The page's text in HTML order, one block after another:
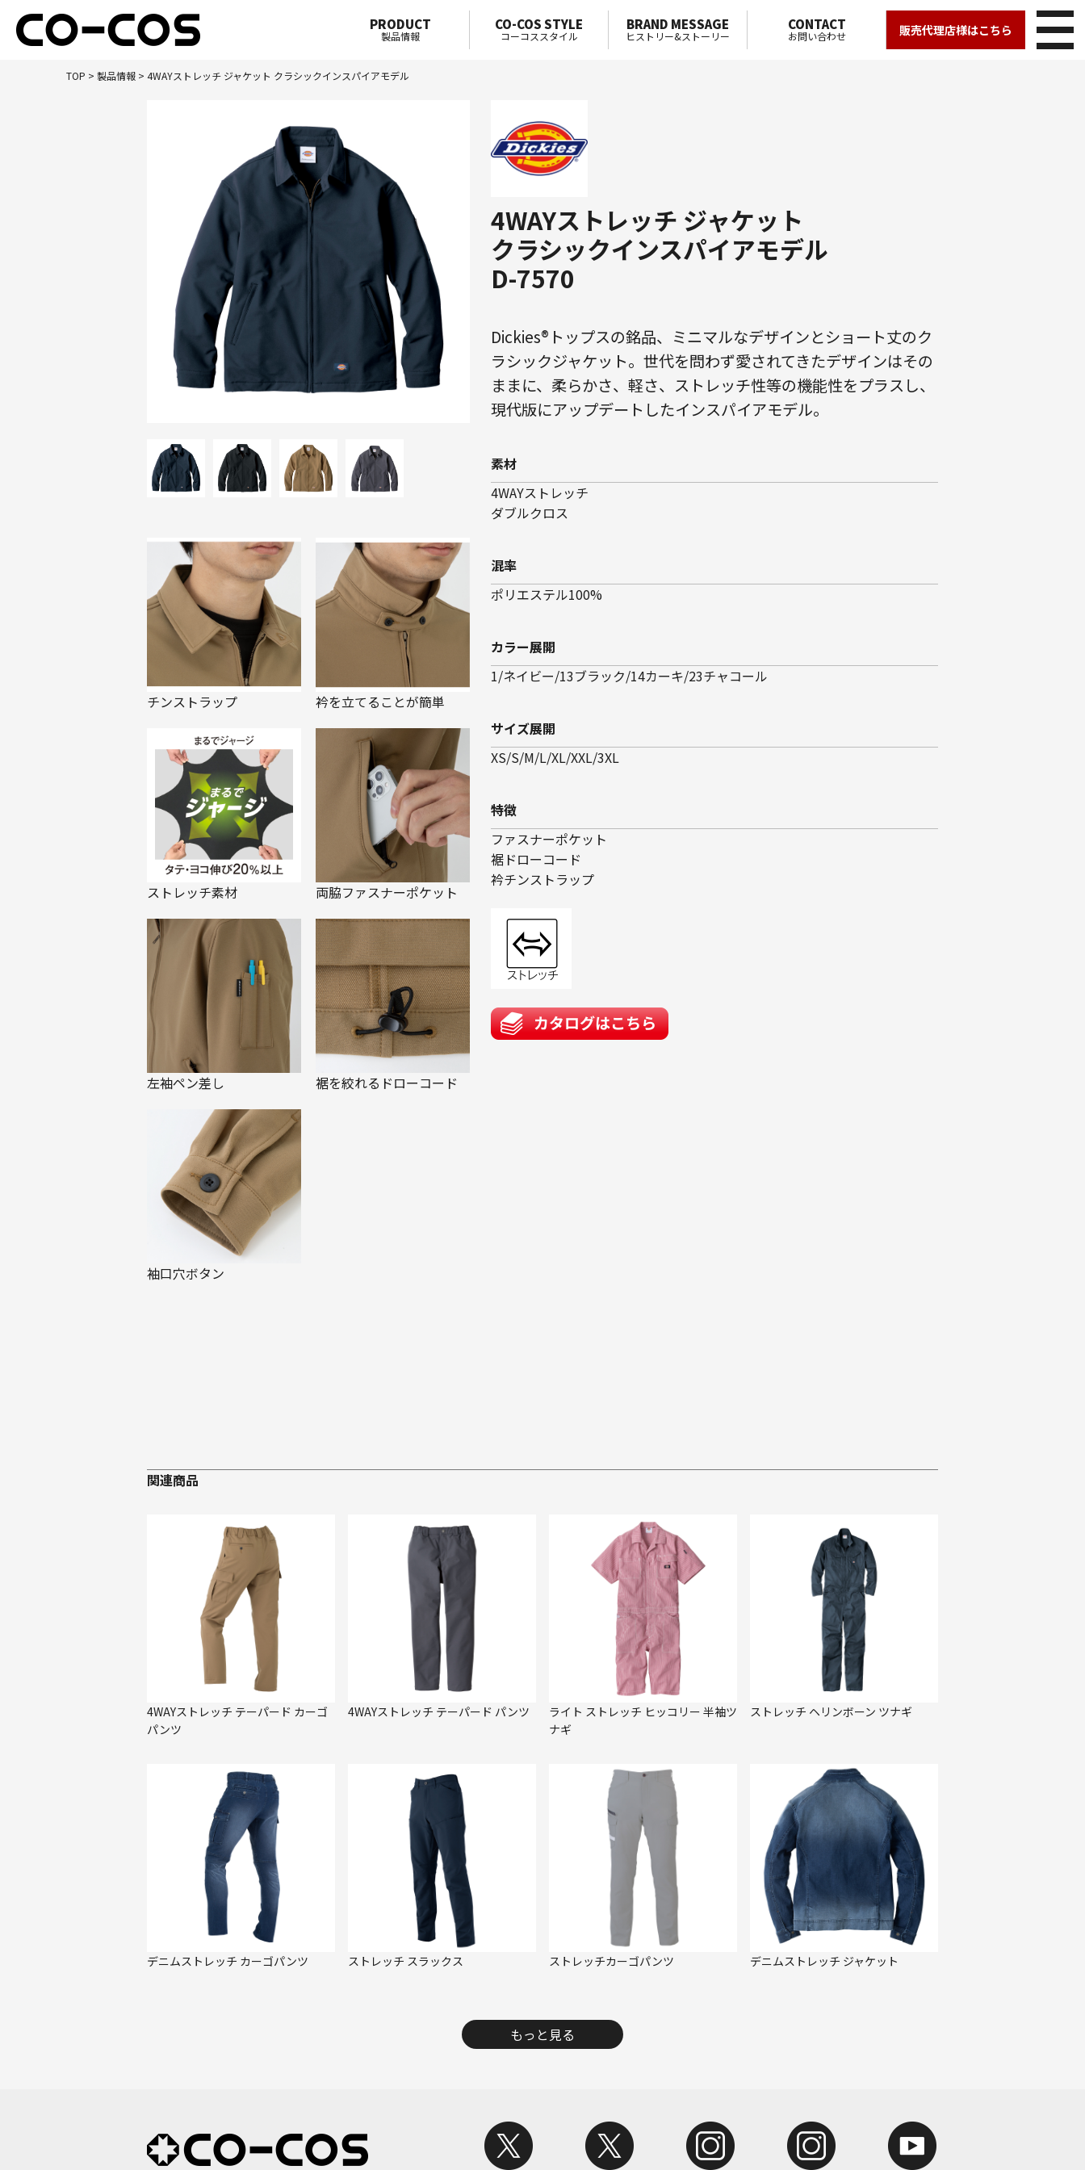
PRODUCT
製品情報
CO-COS STYLE
コーコススタイル
BRAND MESSAGE
ヒストリー&ストーリー
CONTACT
お問い合わせ 販売代理店様はこちら
TOP > 製品情報 > 4WAYストレッチ ジャケット クラシックインスパイアモデル
4WAYストレッチ ジャケット
クラシックインスパイアモデル
D-7570
Dickies®トップスの銘品、ミニマルなデザインとショート丈のク
ラシックジャケット。世代を問わず愛されてきたデザインはその
ままに、柔らかさ、軽さ、ストレッチ性等の機能性をプラスし、
現代版にアップデートしたインスパイアモデル。
素材
4WAYストレッチ
ダブルクロス
混率
ポリエステル100%
カラー展開
1/ネイビー/13ブラック/14カーキ/23チャコール
サイズ展開
XS/S/M/L/XL/XXL/3XL
特徴
ファスナーポケット
裾ドローコード
衿チンストラップ
チンストラップ 衿を立てることが簡単
ストレッチ素材 両脇ファスナーポケット
左袖ペン差し 裾を絞れるドローコード
袖口穴ボタン
関連商品
4WAYストレッチ テーパード カーゴ
パンツ
4WAYストレッチ テーパード パンツ
ライト ストレッチ ヒッコリー 半袖ツ
ナギ
ストレッチ ヘリンボーン ツナギ
デニムストレッチ カーゴパンツ ストレッチ スラックス ストレッチカーゴパンツ デニムストレッチ ジャケット
もっと見る